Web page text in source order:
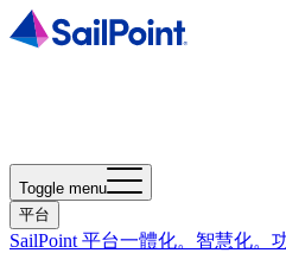
Toggle menu
平台
SailPoint 平台一體化。智慧化。